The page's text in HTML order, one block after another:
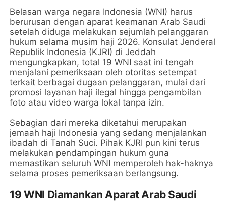
Belasan warga negara Indonesia (WNI) harus
berurusan dengan aparat keamanan Arab Saudi
setelah diduga melakukan sejumlah pelanggaran
hukum selama musim haji 2026. Konsulat Jenderal
Republik Indonesia (KJRI) di Jeddah
mengungkapkan, total 19 WNI saat ini tengah
menjalani pemeriksaan oleh otoritas setempat
terkait berbagai dugaan pelanggaran, mulai dari
promosi layanan haji ilegal hingga pengambilan
foto atau video warga lokal tanpa izin.
Sebagian dari mereka diketahui merupakan
jemaah haji Indonesia yang sedang menjalankan
ibadah di Tanah Suci. Pihak KJRI pun kini terus
melakukan pendampingan hukum guna
memastikan seluruh WNI memperoleh hak-haknya
selama proses pemeriksaan berlangsung.
19 WNI Diamankan Aparat Arab Saudi